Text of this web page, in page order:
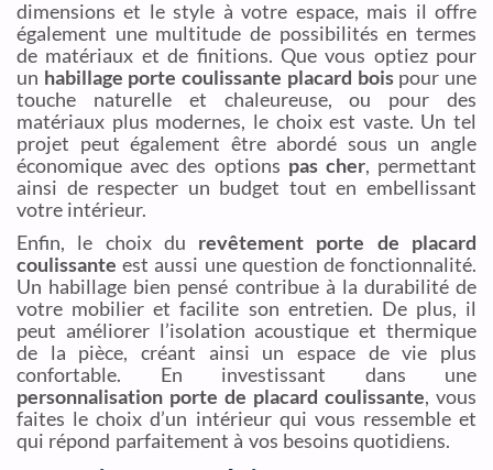
dimensions et le style à votre espace, mais il offre
également une multitude de possibilités en termes
de matériaux et de finitions. Que vous optiez pour
un habillage porte coulissante placard boispour une
touche naturelle et chaleureuse, ou pour des
matériaux plus modernes, le choix est vaste. Un tel
projet peut également être abordé sous un angle
économique avec des options pas cher, permettant
ainsi de respecter un budget tout en embellissant
votre intérieur.
Enfin, le choix du revêtement porte de placard
coulissante est aussi une question de fonctionnalité.
Un habillage bien pensé contribue à la durabilité de
votre mobilier et facilite son entretien. De plus, il
peut améliorer l’isolation acoustique et thermique
de la pièce, créant ainsi un espace de vie plus
confortable. En investissant dans une
personnalisation porte de placard coulissante, vous
faites le choix d’un intérieur qui vous ressemble et
qui répond parfaitement à vos besoins quotidiens.